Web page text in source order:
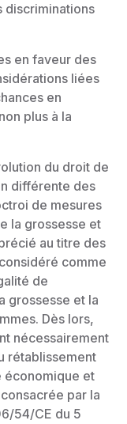
discriminations
en faveur des
liées
en
plus à la
du droit de
différente des
de mesures
la grossesse et
au titre des
comme
de
grossesse et la
Dès lors,
nécessairement
rétablissement
économique et
par la
54/CE du 5